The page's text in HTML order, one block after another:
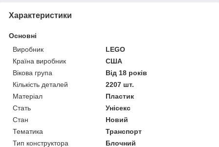
Характеристики
Основні
Виробник
LEGO
Країна виробник
США
Вікова група
Від 18 років
Кількість деталей
2207 шт.
Матеріал
Пластик
Стать
Унісекс
Стан
Новий
Тематика
Транспорт
Тип конструктора
Блочний